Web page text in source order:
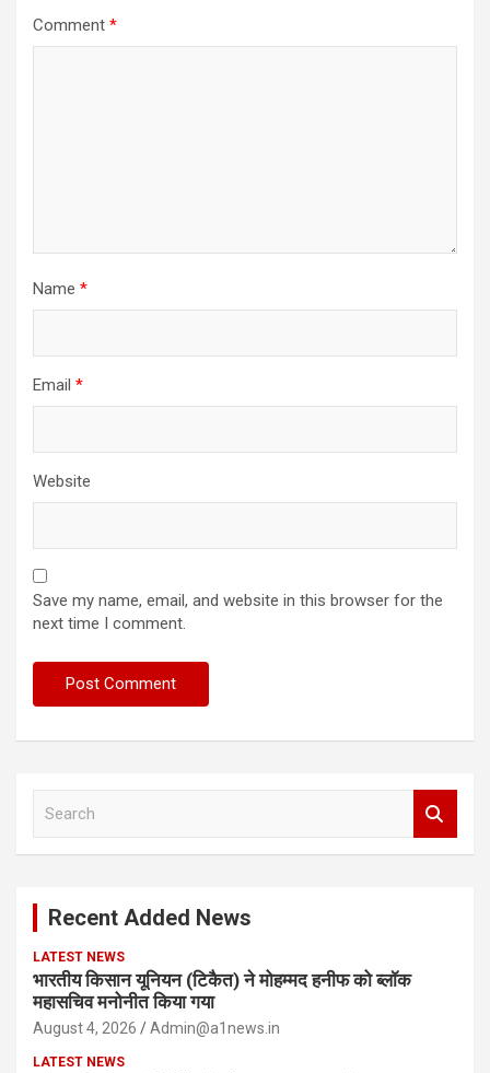
Comment *
Name *
Email *
Website
Save my name, email, and website in this browser for the
next time I comment.
Recent Added News
LATEST NEWS
भारतीय किसान यूनियन (टिकैत) ने मोहम्मद हनीफ को ब्लॉक
महासचिव मनोनीत किया गया
August 4, 2026 Admin@a1news.in
LATEST NEWS